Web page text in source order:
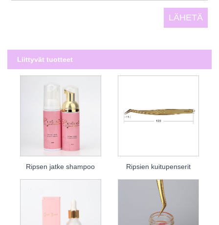
Liittyvät tuotteet
Ripsen jatke shampoo Ripsien kuitupenserit